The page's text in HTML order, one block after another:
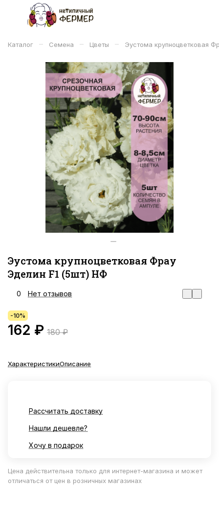
Каталог – Семена – Цветы – Эустома крупноцветковая
Эустома крупноцветковая Фрау
Эделин F1 (5шт) НФ
0 Нет отзывов
-10%
162 ₽ 180 ₽
ХарактеристикиОписание
Рассчитать доставку
Нашли дешевле?
Хочу в подарок
Цена действительна только для интернет-магазина и может
отличаться от цен в розничных магазинах